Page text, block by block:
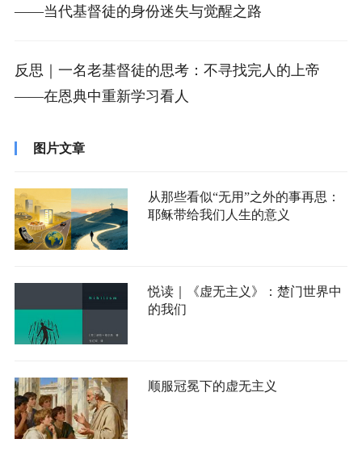
——当代基督徒的身份迷失与觉醒之路
反思｜一名老基督徒的思考：不寻找完人的上帝
——在恩典中重新学习看人
图片文章
从那些看似“无用”之外的事再思：
耶稣带给我们人生的意义
悦读｜《虚无主义》：楚门世界中
的我们
顺服冠冕下的虚无主义